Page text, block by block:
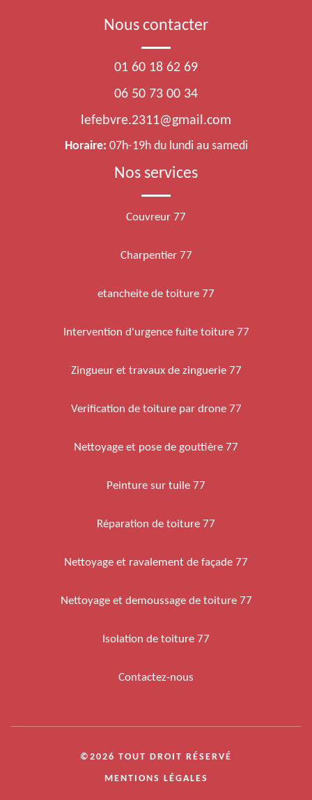
Nous contacter
01 60 18 62 69
06 50 73 00 34
lefebvre.2311@gmail.com
Horaire: 07h-19h du lundi au samedi
Nos services
Couvreur 77
Charpentier 77
etancheite de toiture 77
Intervention d'urgence fuite toiture 77
Zingueur et travaux de zinguerie 77
Verification de toiture par drone 77
Nettoyage et pose de gouttière 77
Peinture sur tuile 77
Réparation de toiture 77
Nettoyage et ravalement de façade 77
Nettoyage et demoussage de toiture 77
Isolation de toiture 77
Contactez-nous
©2026 TOUT DROIT RÉSERVÉ
MENTIONS LÉGALES